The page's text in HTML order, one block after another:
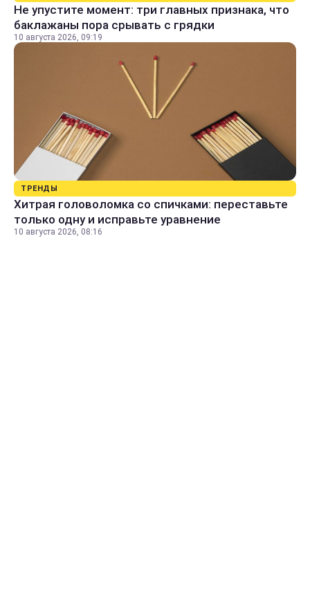
Не упустите момент: три главных признака, что
баклажаны пора срывать с грядки
10 августа 2026, 09:19
ТРЕНДЫ
Хитрая головоломка со спичками: переставьте
только одну и исправьте уравнение
10 августа 2026, 08:16